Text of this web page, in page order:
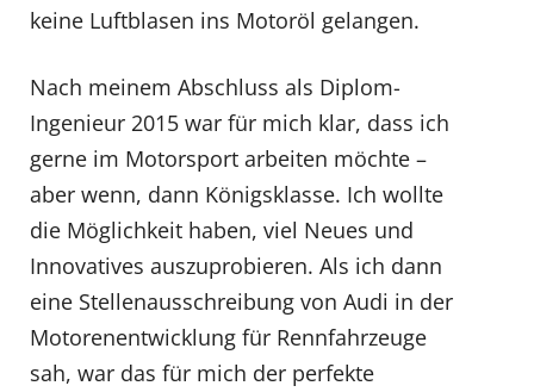
keine Luftblasen ins Motoröl gelangen.
Nach meinem Abschluss als Diplom-
Ingenieur 2015 war für mich klar, dass ich
gerne im Motorsport arbeiten möchte –
aber wenn, dann Königsklasse. Ich wollte
die Möglichkeit haben, viel Neues und
Innovatives auszuprobieren. Als ich dann
eine Stellenausschreibung von Audi in der
Motorenentwicklung für Rennfahrzeuge
sah, war das für mich der perfekte